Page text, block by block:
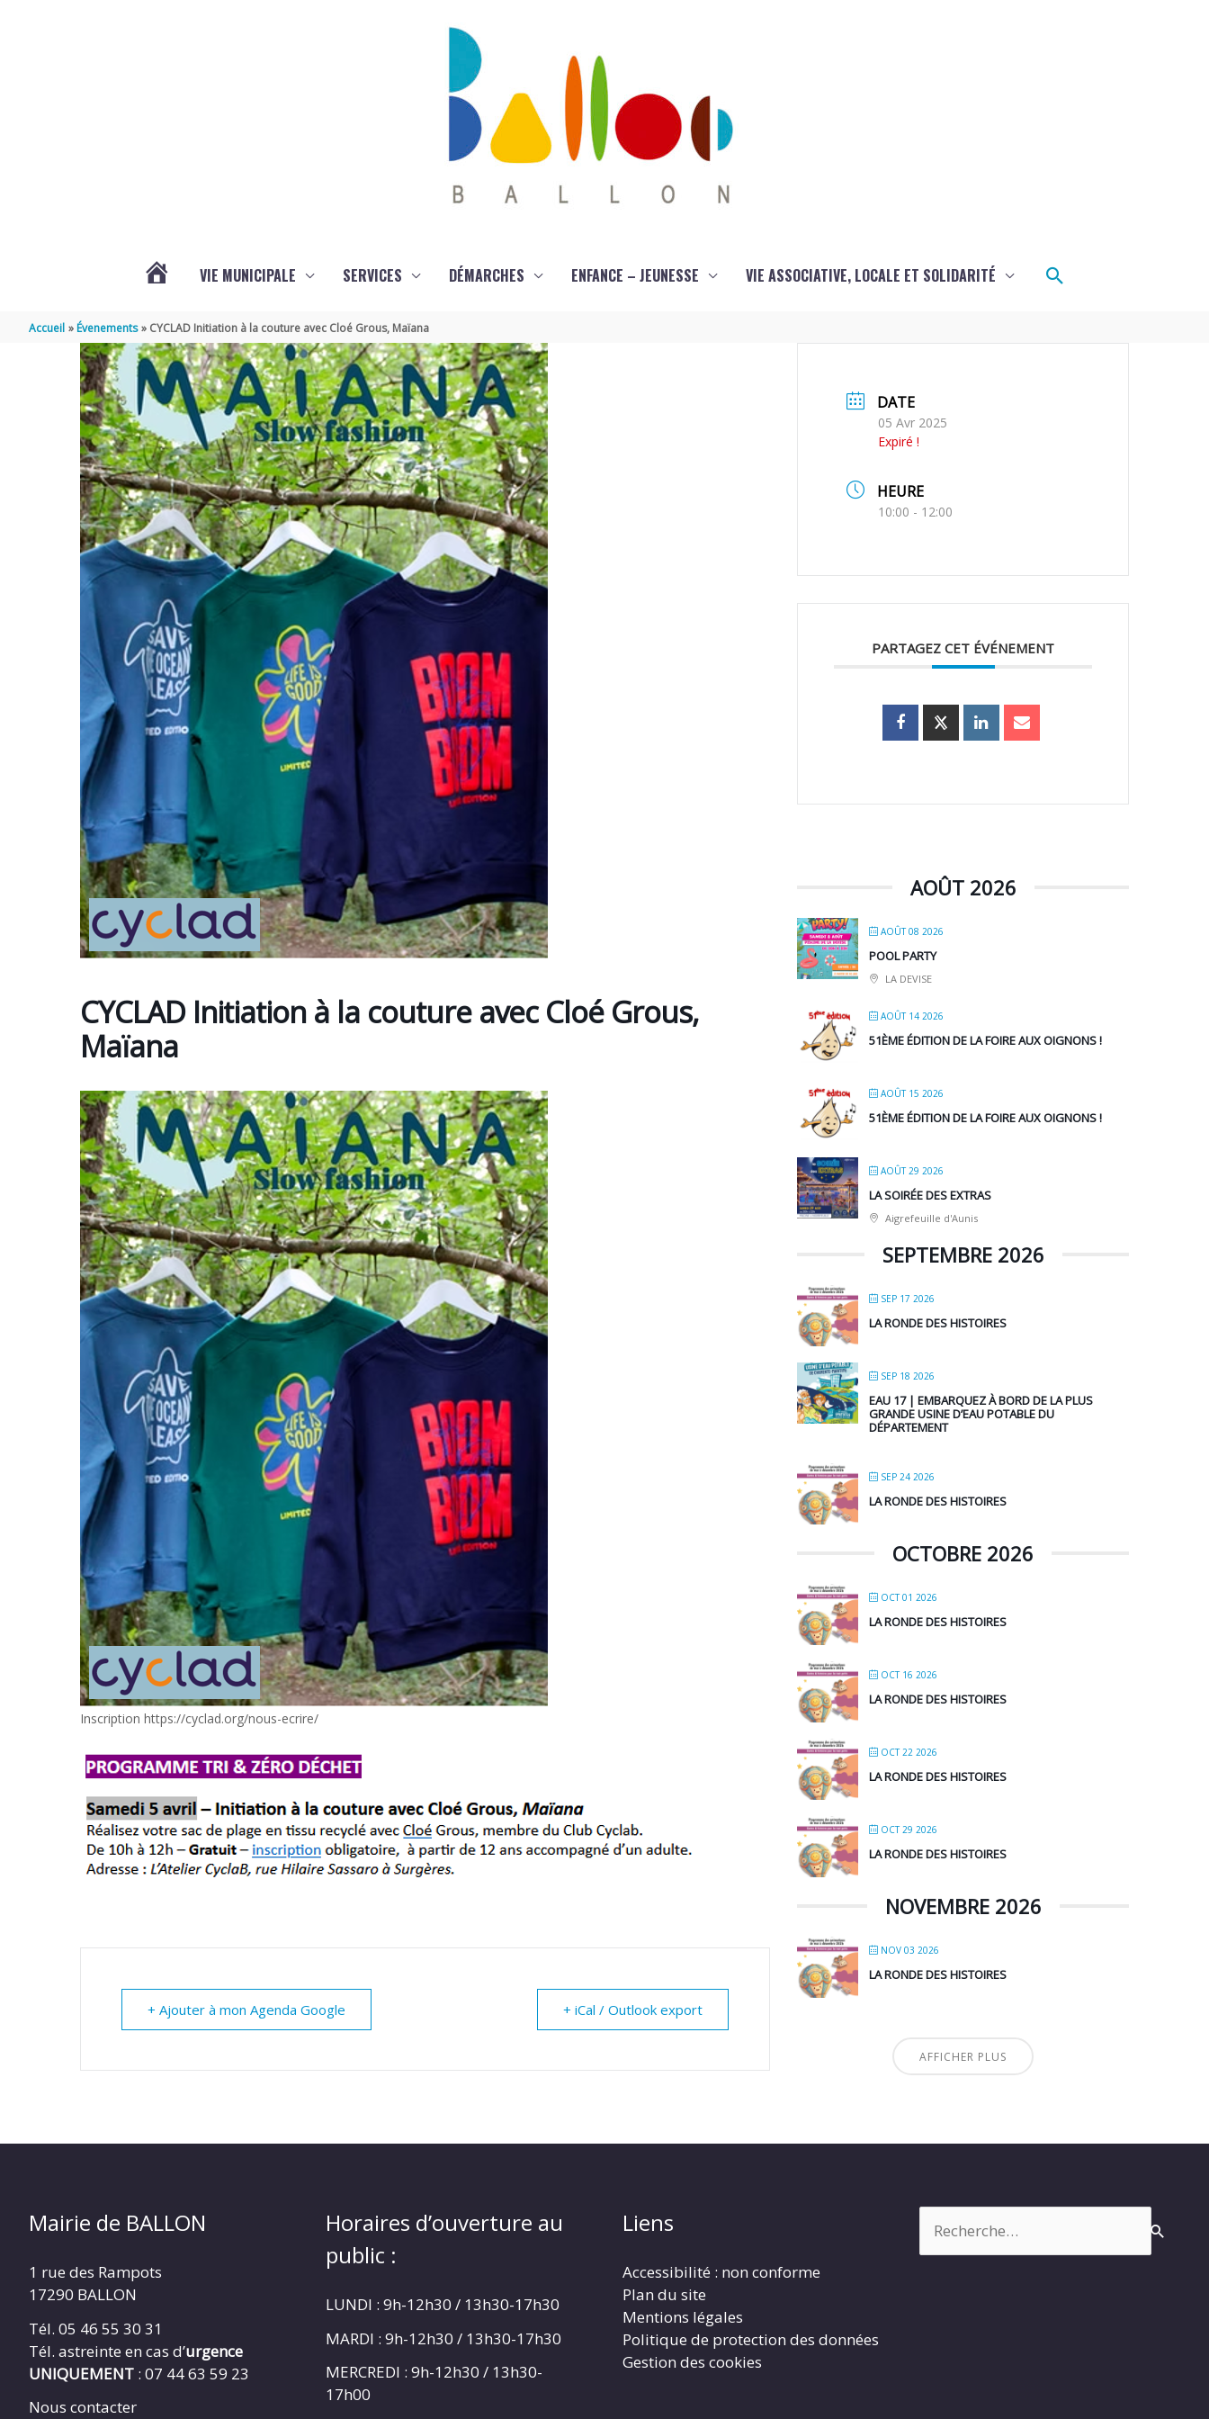
VIE MUNICIPALE SERVICES DÉMARCHES ENFANCE – JEUNESSE VIE ASSOCIATIVE, LOCALE ET SOLIDARITÉ Rechercher
Accueil Évenements CYCLAD Initiation à la couture avec Cloé Grous, Maïana
CYCLAD Initiation à la couture avec Cloé Grous,
Maïana
Inscription https://cyclad.org/nous-ecrire/
+ Ajouter à mon Agenda Google + iCal / Outlook export
DATE
05 Avr 2025
Expiré !
HEURE
10:00 - 12:00
PARTAGEZ CET ÉVÉNEMENT
AOÛT 2026
AOÛT 08 2026
POOL PARTY
LA DEVISE
AOÛT 14 2026
51ÈME ÉDITION DE LA FOIRE AUX OIGNONS !
AOÛT 15 2026
51ÈME ÉDITION DE LA FOIRE AUX OIGNONS !
AOÛT 29 2026
LA SOIRÉE DES EXTRAS
Aigrefeuille d'Aunis
SEPTEMBRE 2026
SEP 17 2026
LA RONDE DES HISTOIRES
SEP 18 2026
EAU 17 | EMBARQUEZ À BORD DE LA PLUS
GRANDE USINE D’EAU POTABLE DU
DÉPARTEMENT
SEP 24 2026
LA RONDE DES HISTOIRES
OCTOBRE 2026
OCT 01 2026
LA RONDE DES HISTOIRES
OCT 16 2026
LA RONDE DES HISTOIRES
OCT 22 2026
LA RONDE DES HISTOIRES
OCT 29 2026
LA RONDE DES HISTOIRES
NOVEMBRE 2026
NOV 03 2026
LA RONDE DES HISTOIRES
AFFICHER PLUS
Mairie de BALLON
1 rue des Rampots
17290 BALLON
Tél. 05 46 55 30 31
Tél. astreinte en cas d’urgence
UNIQUEMENT : 07 44 63 59 23
Nous contacter
Horaires d’ouverture au
public :
LUNDI : 9h-12h30 / 13h30-17h30
MARDI : 9h-12h30 / 13h30-17h30
MERCREDI : 9h-12h30 / 13h30-
17h00
Liens
Accessibilité : non conforme
Plan du site
Mentions légales
Politique de protection des données
Gestion des cookies